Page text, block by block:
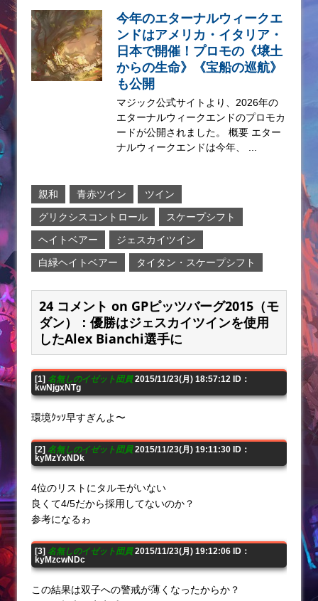
今年のエターナルウィークエ
ンドはアメリカ・イタリア・
日本で開催！プロモの《壌土
からの生命》《宝船の巡航》
も公開
マジック公式サイトより、2026年の
エターナルウィークエンドのプロモカ
ードが公開されました。 概要 エター
ナルウィークエンドは今年、 ...
親和 青赤ツイン
ツイン
グリクシスコントロール
スケープシフト
ヘイトベアー
ジェスカイツイン
白緑ヘイトベアー
タイタン・スケープシフト
24 コメント on GPピッツバーグ2015（モ
ダン）：優勝はジェスカイツインを使用
したAlex Bianchi選手に
[1] 名無しのイゼット団員2015/11/23(月) 18:57:12 ID：
kwNjgxNTg
環境ｸｯｿ早すぎんよ〜
[2] 名無しのイゼット団員2015/11/23(月) 19:11:30 ID：
kyMzYxNDk
4位のリストにタルモがいない
良くて4/5だから採用してないのか？
参考になるゎ
[3] 名無しのイゼット団員2015/11/23(月) 19:12:06 ID：
kyMzcwNDc
この結果は双子への警戒が薄くなったからか？